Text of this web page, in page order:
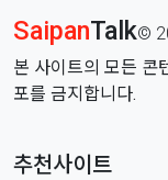
SaipanTalk©
본 사이트의 모든 콘
포를 금지합니다.
추천사이트